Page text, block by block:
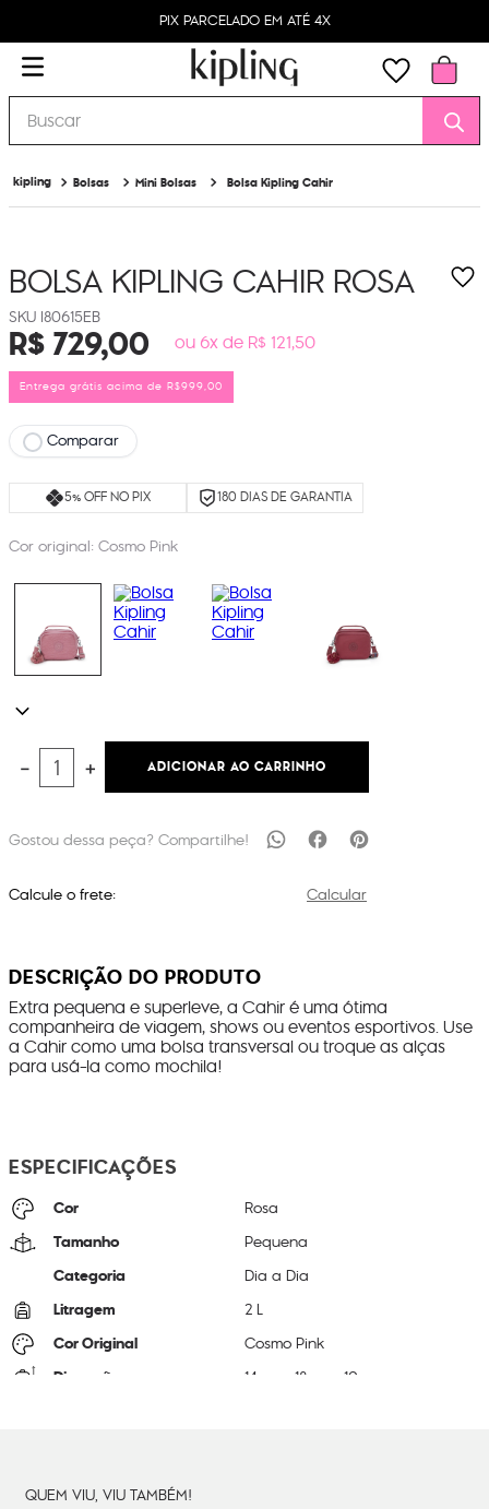
PIX PARCELADO EM ATÉ 4X
Buscar
Bolsas Mini Bolsas Bolsa Kipling Cahir
BOLSA KIPLING CAHIRROSA
I80615EB
R$729,00 ou 6x de R$ 121,50
Entrega grátis acima de R$999,00
Comparar
5% OFF NO PIX 180 DIAS DE GARANTIA
Cor original: Cosmo Pink
＋
－ ADICIONAR AO CARRINHO
Calcule o frete: Calcular
DESCRIÇÃO DO PRODUTO
Extra pequena e superleve, a Cahir é uma ótima
companheira de viagem, shows ou eventos esportivos. Use
a Cahir como uma bolsa transversal ou troque as alças
para usá-la como mochila!
ESPECIFICAÇÕES
Cor Rosa
Tamanho Pequena
Categoria Dia a Dia
Litragem 2 L
Cor Original Cosmo Pink
Dimensões 14 18 10
QUEM VIU, VIU TAMBÉM!